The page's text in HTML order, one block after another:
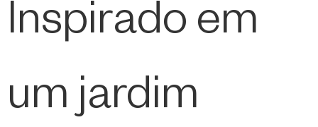
Inspirado em
um jardim